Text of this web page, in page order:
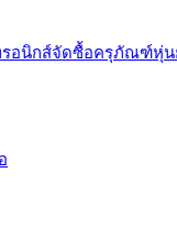
รอนิกส์จัดซื้อครุภัณฑ์หุ่